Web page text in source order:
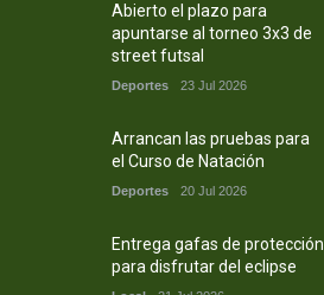
Abierto el plazo para
apuntarse al torneo 3x3 de
street futsal
Deportes 23 Jul 2026
Arrancan las pruebas para
el Curso de Natación
Deportes 20 Jul 2026
Entrega gafas de protección
para disfrutar del eclipse